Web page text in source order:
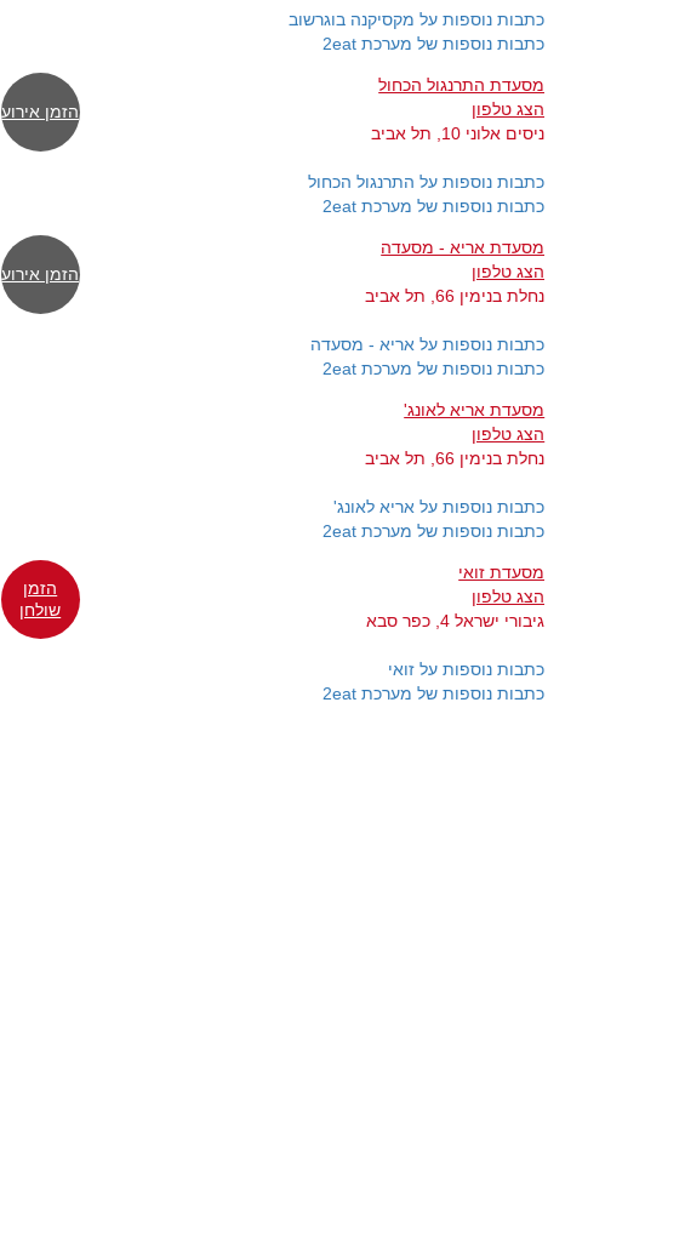
כתבות נוספות על מקסיקנה בוגרשוב
כתבות נוספות של מערכת 2eat
מסעדת התרנגול הכחול
הצג טלפון
ניסים אלוני 10, תל אביב
הזמן אירוע
כתבות נוספות על התרנגול הכחול
כתבות נוספות של מערכת 2eat
מסעדת אריא - מסעדה
הצג טלפון
נחלת בנימין 66, תל אביב
הזמן אירוע
כתבות נוספות על אריא - מסעדה
כתבות נוספות של מערכת 2eat
מסעדת אריא לאונג'
הצג טלפון
נחלת בנימין 66, תל אביב
כתבות נוספות על אריא לאונג'
כתבות נוספות של מערכת 2eat
מסעדת זואי
הצג טלפון
גיבורי ישראל 4, כפר סבא
הזמן
שולחן
כתבות נוספות על זואי
כתבות נוספות של מערכת 2eat